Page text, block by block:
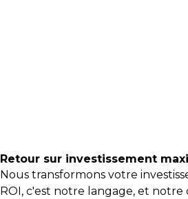
Retour sur investissement
Nous transformons votre
ROI, c'est notre langage, et